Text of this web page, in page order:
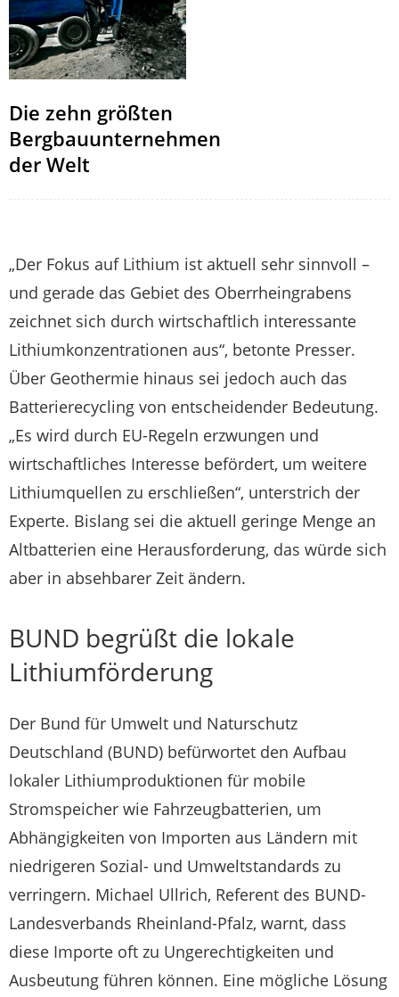
Die zehn größten
Bergbauunternehmen
der Welt
„Der Fokus auf Lithium ist aktuell sehr sinnvoll –
und gerade das Gebiet des Oberrheingrabens
zeichnet sich durch wirtschaftlich interessante
Lithiumkonzentrationen aus“, betonte Presser.
Über Geothermie hinaus sei jedoch auch das
Batterierecycling von entscheidender Bedeutung.
„Es wird durch EU-Regeln erzwungen und
wirtschaftliches Interesse befördert, um weitere
Lithiumquellen zu erschließen“, unterstrich der
Experte. Bislang sei die aktuell geringe Menge an
Altbatterien eine Herausforderung, das würde sich
aber in absehbarer Zeit ändern.
BUND begrüßt die lokale
Lithiumförderung
Der Bund für Umwelt und Naturschutz
Deutschland (BUND) befürwortet den Aufbau
lokaler Lithiumproduktionen für mobile
Stromspeicher wie Fahrzeugbatterien, um
Abhängigkeiten von Importen aus Ländern mit
niedrigeren Sozial- und Umweltstandards zu
verringern. Michael Ullrich, Referent des BUND-
Landesverbands Rheinland-Pfalz, warnt, dass
diese Importe oft zu Ungerechtigkeiten und
Ausbeutung führen können. Eine mögliche Lösung